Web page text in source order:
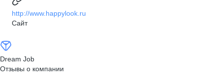
http://www.happylook.ru
Сайт
Dream Job
Отзывы о компании